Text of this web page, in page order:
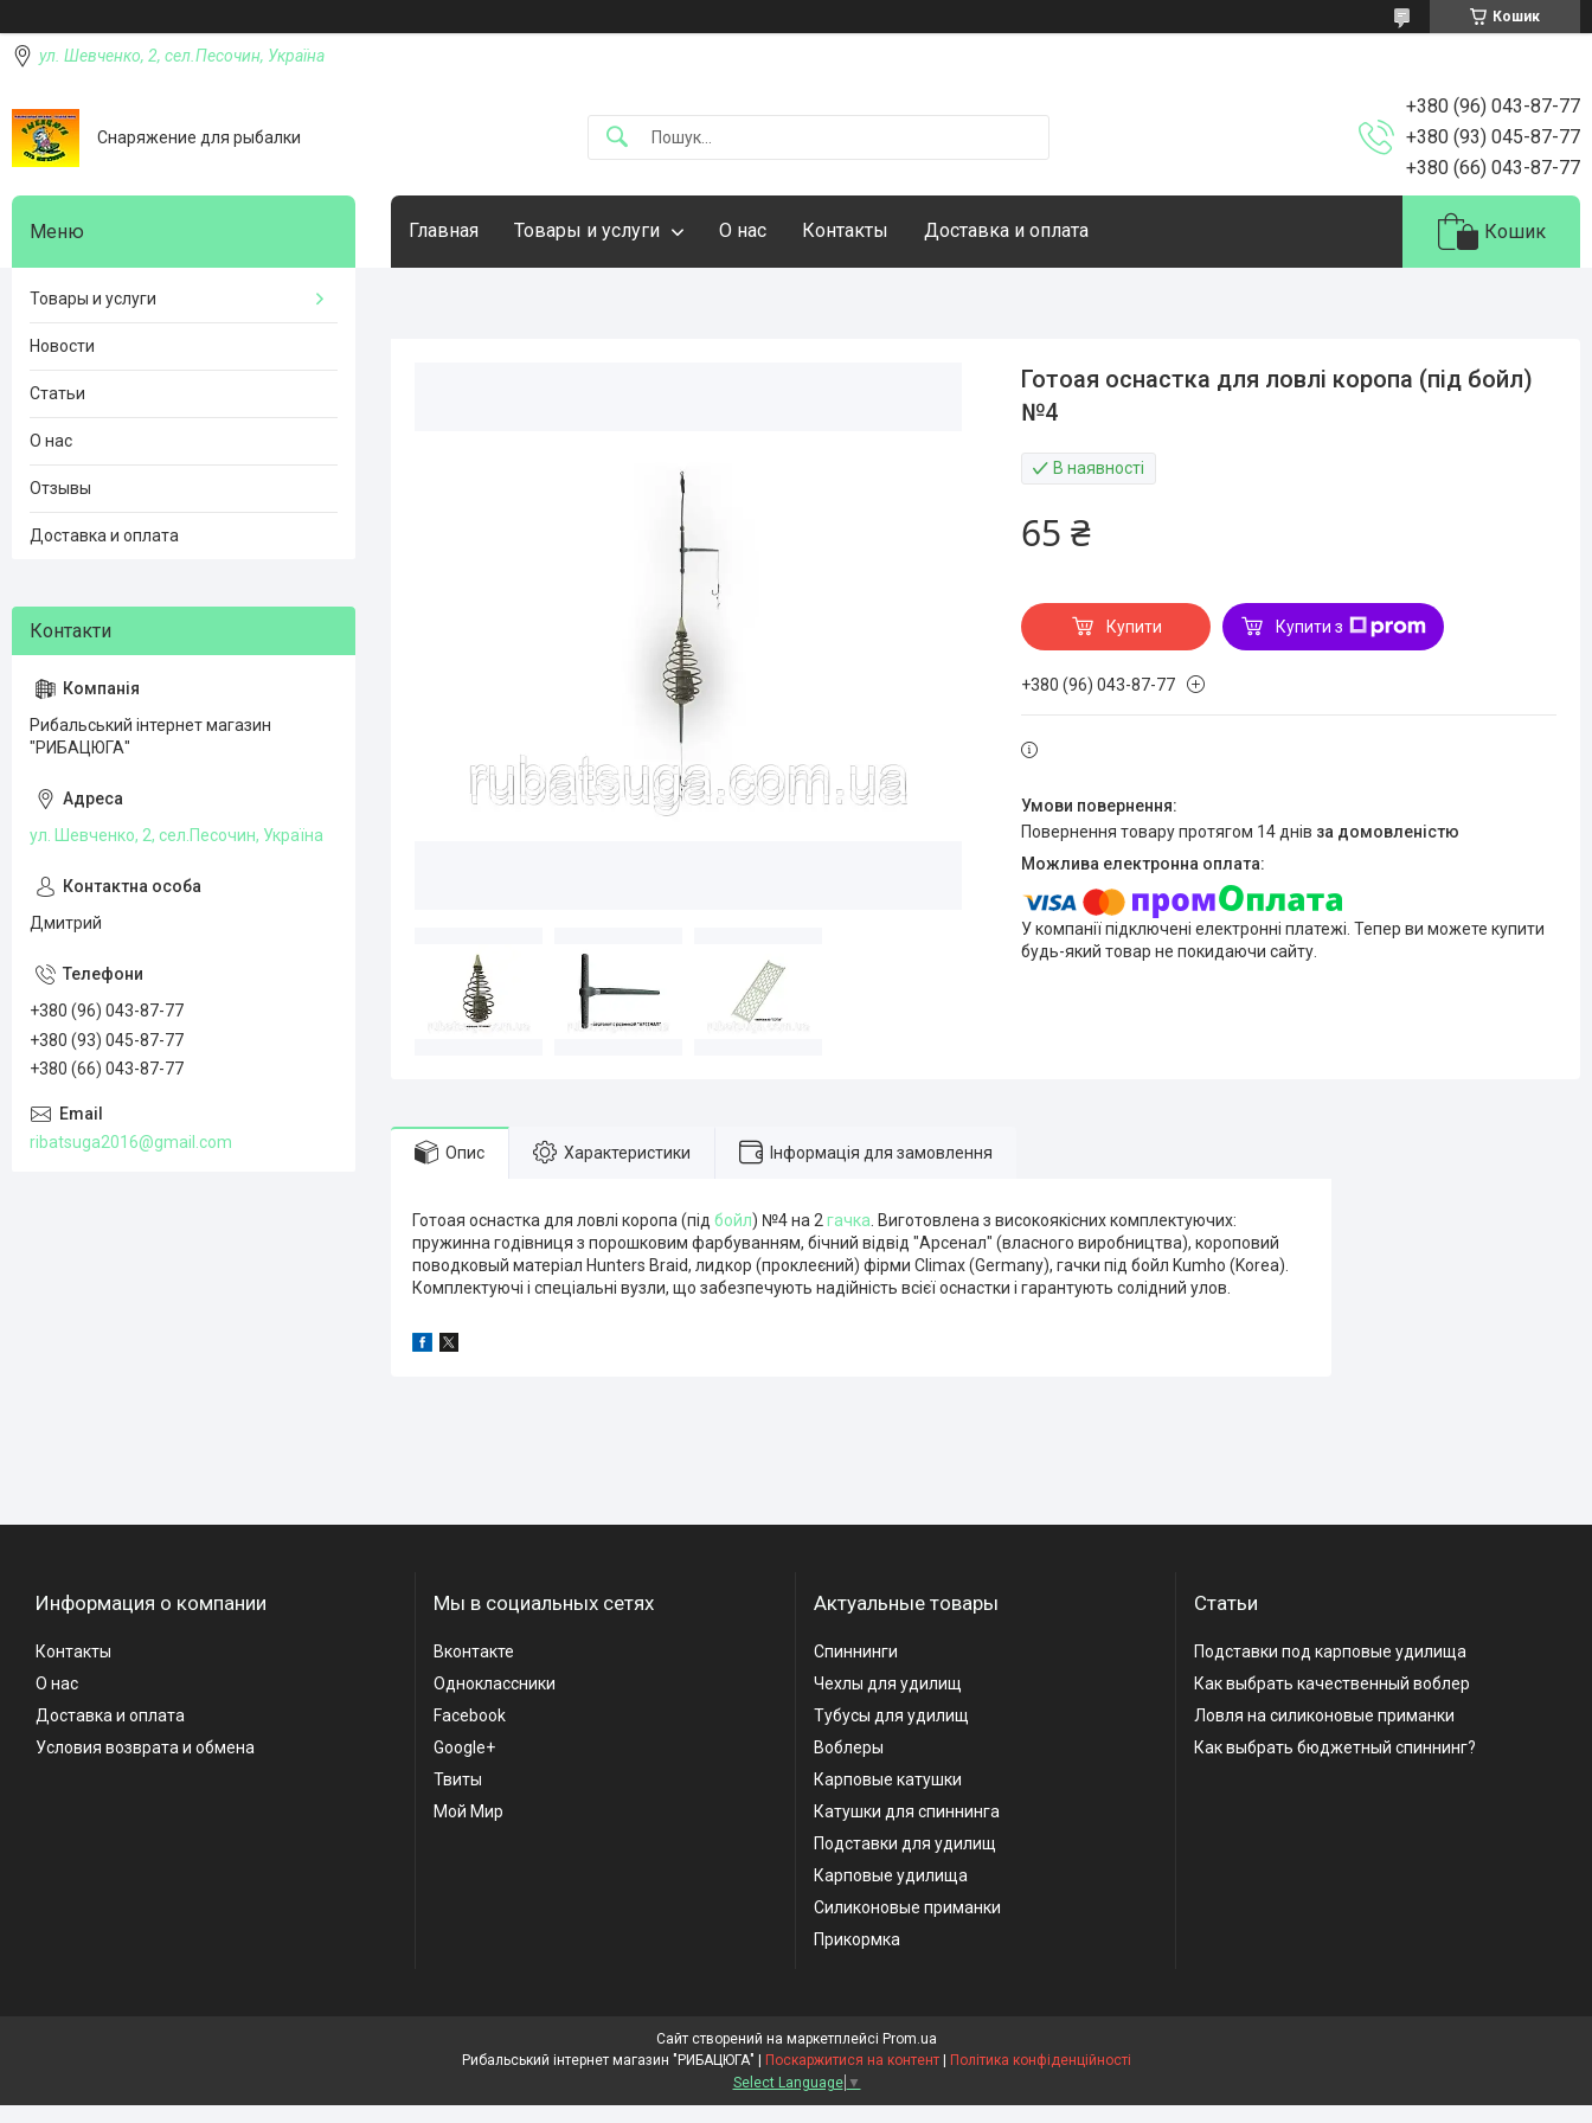
Кошик
ул. Шевченко, 2, сел.Песочин, Україна
Снаряжение для рыбалки
+380 (96) 043-87-77
+380 (93) 045-87-77
+380 (66) 043-87-77
Главная Товары и услуги О нас Контакты Доставка и оплата Кошик
Готоая оснастка для ловлі коропа (під бойл)
№4
В наявності
65 ₴
Купити Купити з
+380 (96) 043-87-77
повернення товару протягом 14 днів за домовленістю
У компанії підключені електронні платежі. Тепер ви можете купити
будь-який товар не покидаючи сайту.
Опис Характеристики Інформація для замовлення
Готоая оснастка для ловлі коропа (під бойл) №4 на 2 гачка . Виготовлена з високоякісних комплектуючих:
пружинна годівниця з порошковим фарбуванням, бічний відвід "Арсенал" (власного виробництва), короповий
поводковый матеріал Hunters Braid, лидкор (проклеєний) фірми Climax (Germany), гачки під бойл Kumho (Korea).
Комплектуючі і спеціальні вузли, що забезпечують надійність всієї оснастки і гарантують солідний улов.
Товары и услуги
Новости
Статьи
О нас
Отзывы
Доставка и оплата
Рибальський інтернет магазин
"РИБАЦЮГА"
ул. Шевченко, 2, сел.Песочин, Україна
Дмитрий
+380 (96) 043-87-77
+380 (93) 045-87-77
+380 (66) 043-87-77
ribatsuga2016@gmail.com
Информация о компании
Контакты
О нас
Доставка и оплата
Условия возврата и обмена
Мы в социальных сетях
Вконтакте
Одноклассники
Facebook
Google+
Твиты
Мой Мир
Актуальные товары
Спиннинги
Чехлы для удилищ
Тубусы для удилищ
Воблеры
Карповые катушки
Катушки для спиннинга
Подставки для удилищ
Карповые удилища
Силиконовые приманки
Прикормка
Статьи
Подставки под карповые удилища
Как выбрать качественный воблер
Ловля на силиконовые приманки
Как выбрать бюджетный спиннинг?
Сайт створений на маркетплейсі Prom.ua
Поскаржитися на контент
Політика конфіденційності
Select Language ▼